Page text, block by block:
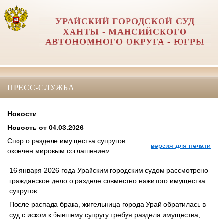
УРАЙСКИЙ ГОРОДСКОЙ СУД
ХАНТЫ - МАНСИЙСКОГО
АВТОНОМНОГО ОКРУГА - ЮГРЫ
ПРЕСС-СЛУЖБА
Новости
Новость от 04.03.2026
Спор о разделе имущества супругов
окончен мировым соглашением
версия для печати
16 января 2026 года Урайским городским судом рассмотрено
гражданское дело о разделе совместно нажитого имущества
супругов.
После распада брака, жительница города Урай обратилась в
суд с иском к бывшему супругу требуя раздела имущества,